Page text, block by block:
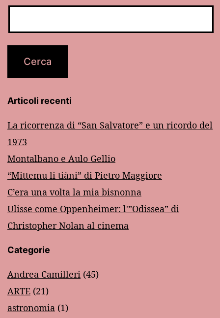
Articoli recenti
La ricorrenza di “San Salvatore” e un ricordo del
1973
Montalbano e Aulo Gellio
“Mittemu li tiàni” di Pietro Maggiore
C’era una volta la mia bisnonna
Ulisse come Oppenheimer: l'”Odissea” di
Christopher Nolan al cinema
Categorie
Andrea Camilleri (45)
ARTE (21)
astronomia (1)